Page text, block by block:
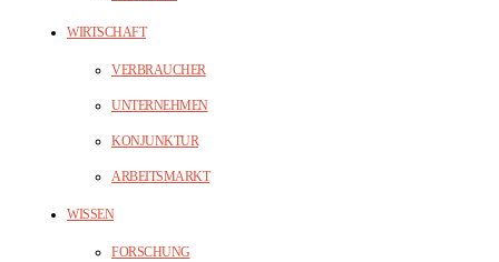
WIRTSCHAFT
VERBRAUCHER
UNTERNEHMEN
KONJUNKTUR
ARBEITSMARKT
WISSEN
FORSCHUNG